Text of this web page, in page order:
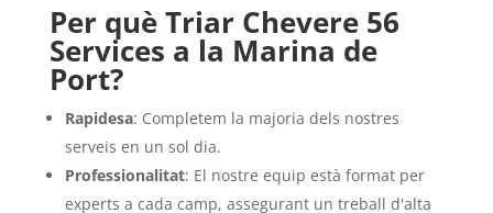
Per què Triar Chevere 56
Services a la Marina de
Port?
Rapidesa: Completem la majoria dels nostres
serveis en un sol dia.
Professionalitat: El nostre equip està format per
experts a cada camp, assegurant un treball d'alta